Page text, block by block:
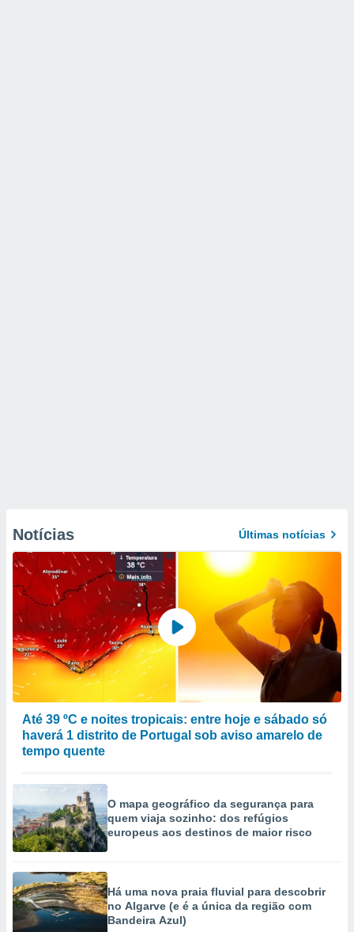
Notícias Últimas notícias
Até 39 ºC e noites tropicais: entre hoje e sábado só
haverá 1 distrito de Portugal sob aviso amarelo de
tempo quente
O mapa geográfico da segurança para
quem viaja sozinho: dos refúgios
europeus aos destinos de maior risco
Há uma nova praia fluvial para descobrir
no Algarve (e é a única da região com
Bandeira Azul)